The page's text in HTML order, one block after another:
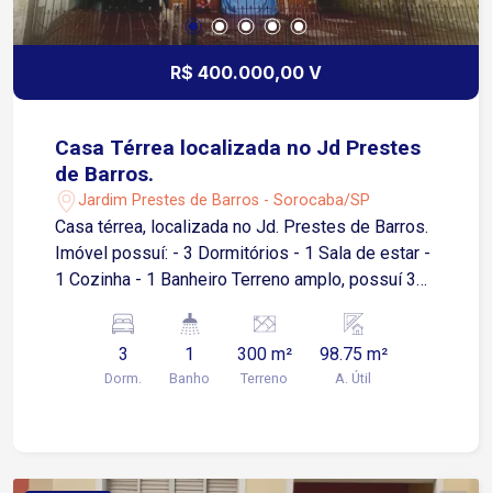
Pé-direito alto Mezanino com sala Banheiro no
mezanino Área de luz Banheiro adicional na parte
inferior PERFIL DO IMÓVEL Ideal para empresas
que precisam de recepção, salas administrativas
Excelente para clínicas, centros de treinamento,
igrejas, escolas, escritórios ou empresas de
prestação de serviços.
R$ 400.000,00 V
Casa Térrea localizada no Jd Prestes
de Barros.
Jardim Prestes de Barros - Sorocaba/SP
Casa térrea, localizada no Jd. Prestes de Barros.
Imóvel possuí: - 3 Dormitórios - 1 Sala de estar -
1 Cozinha - 1 Banheiro Terreno amplo, possuí 300
3
Dorm.
1
Banho
300 m²
Terreno
98.75 m²
A. Útil